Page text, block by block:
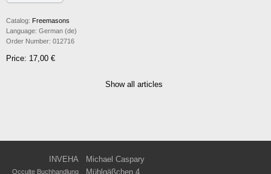
Catalog: Freemasons
Language: German (de)
Order Number: 012716
Price: 17,00 €
Show all articles
INVEHA Michael Caspary
Occulte Buchhandlung Mühlgäßchen 4